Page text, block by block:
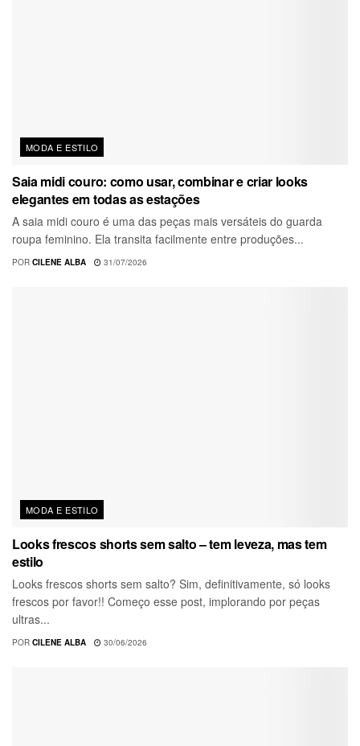
MODA E ESTILO
Saia midi couro: como usar, combinar e criar looks
elegantes em todas as estações
A saia midi couro é uma das peças mais versáteis do guarda
roupa feminino. Ela transita facilmente entre produções...
POR CILENE ALBA 31/07/2026
MODA E ESTILO
Looks frescos shorts sem salto – tem leveza, mas tem
estilo
Looks frescos shorts sem salto? Sim, definitivamente, só looks
frescos por favor!! Começo esse post, implorando por peças
ultras...
POR CILENE ALBA 30/06/2026